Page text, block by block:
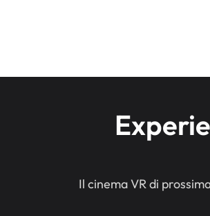
Il cinema VR di